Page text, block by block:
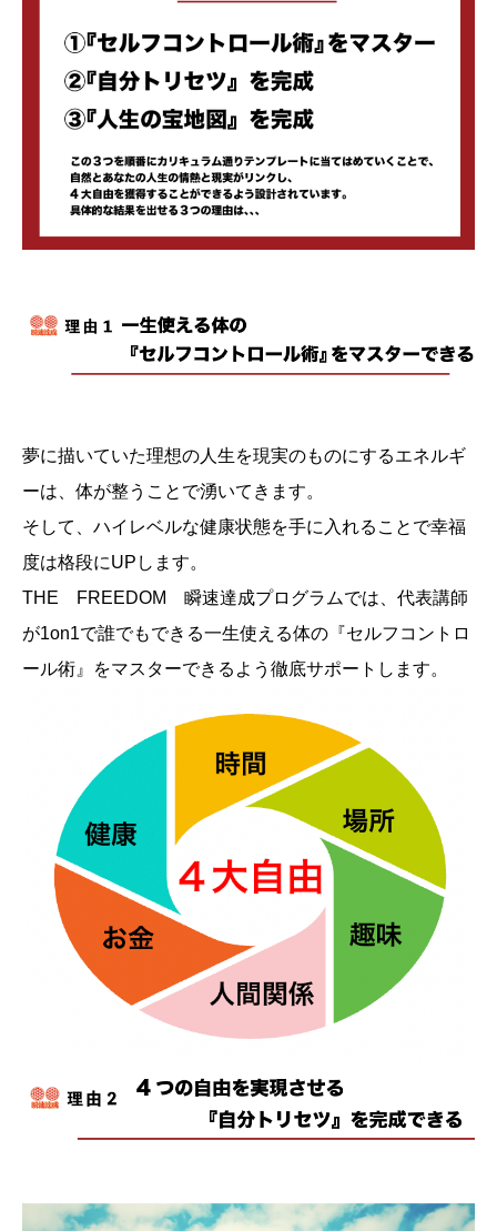
夢に描いていた理想の人生を現実のものにするエネルギ
ーは、体が整うことで湧いてきます。
そして、ハイレベルな健康状態を手に入れることで幸福
度は格段にUPします。
THE FREEDOM 瞬速達成プログラムでは、代表講師
が1on1で誰でもできる一生使える体の『セルフコントロ
ール術』をマスターできるよう徹底サポートします。